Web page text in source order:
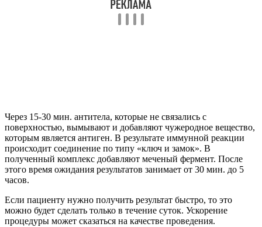
Через 15-30 мин. антитела, которые не связались с
поверхностью, вымывают и добавляют чужеродное вещество,
которым является антиген. В результате иммунной реакции
происходит соединение по типу «ключ и замок». В
полученный комплекс добавляют меченый фермент. После
этого время ожидания результатов занимает от 30 мин. до 5
часов.
Если пациенту нужно получить результат быстро, то это
можно будет сделать только в течение суток. Ускорение
процедуры может сказаться на качестве проведения.